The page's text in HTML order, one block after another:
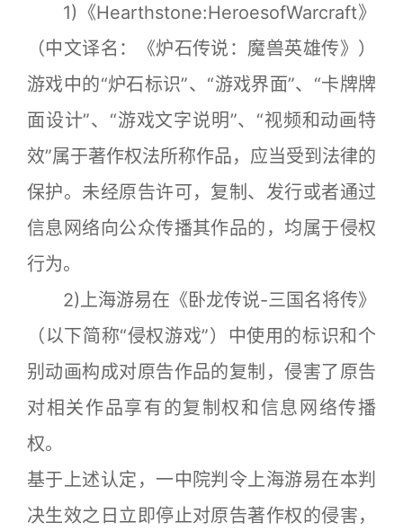
1)《Hearthstone:HeroesofWarcraft》
（中文译名：《炉石传说 ：魔兽英雄传》）
游戏中的“炉石标识”、“游戏界面”、“卡牌牌
面设计”、“游戏文字说明”、“视频和动画特
效”属于著作权法所称作品，应当受到法律的
保护。未经原告许可，复制、发行或者通过
信息网络向公众传播其作品的，均属于侵权
行为。
2)上海游易在《卧龙传说-三国名将传》
（以下简称“侵权游戏”）中使用的标识和个
别动画构成对原告作品的复制，侵害了原告
对相关作品享有的复制权和信息网络传播
权。
基于上述认定，一中院判令上海游易在本判
决生效之日立即停止对原告著作权的侵害，